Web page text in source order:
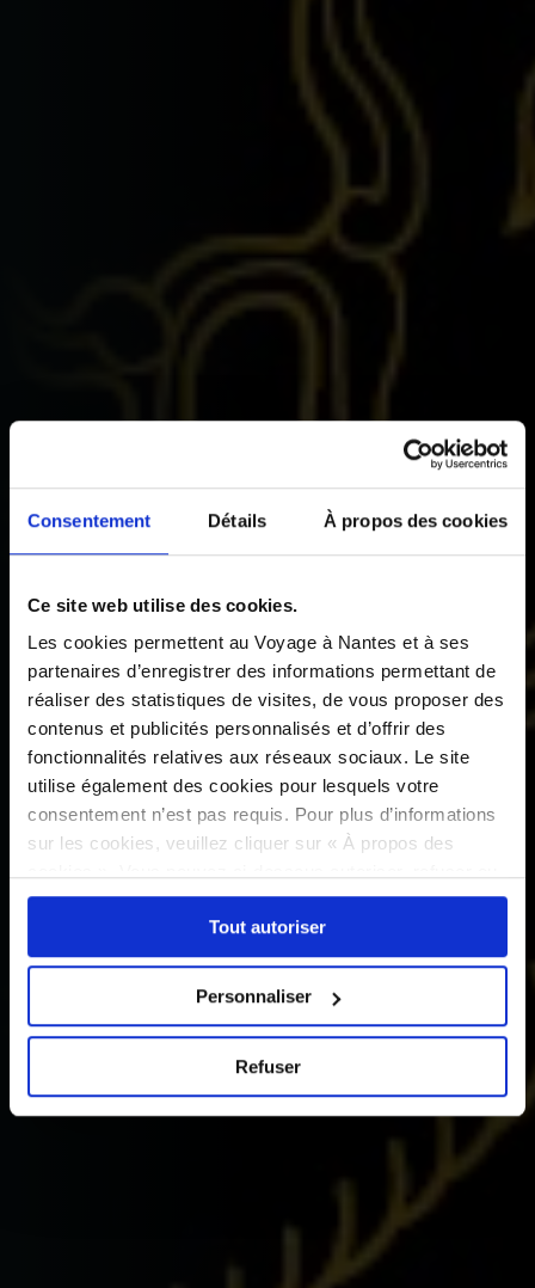
Consentement Détails À propos des cookies
Ce site web utilise des cookies.
Les cookies permettent au Voyage à Nantes et à ses
partenaires d’enregistrer des informations permettant de
réaliser des statistiques de visites, de vous proposer des
contenus et publicités personnalisés et d’offrir des
fonctionnalités relatives aux réseaux sociaux. Le site
utilise également des cookies pour lesquels votre
consentement n’est pas requis. Pour plus d’informations
sur les cookies, veuillez cliquer sur « À propos des
sélectionner les cookies selon les finalités via l'onglet
« Détails ». À tout moment, vous pouvez modifier votre
choix en cliquant sur le lien « Cookies » en bas des
Tout autoriser
Personnaliser
Refuser